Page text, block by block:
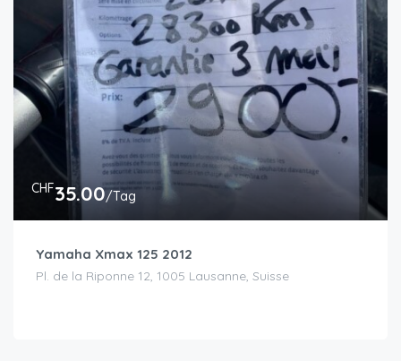
CHF35.00/Tag
Yamaha Xmax 125 2012
Pl. de la Riponne 12, 1005 Lausanne, Suisse